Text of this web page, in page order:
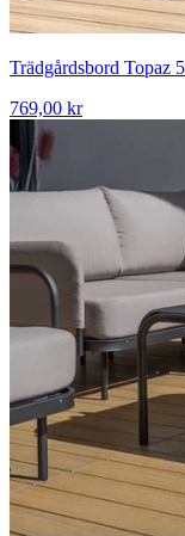
Trädgårdsbord Topaz
769,00 kr